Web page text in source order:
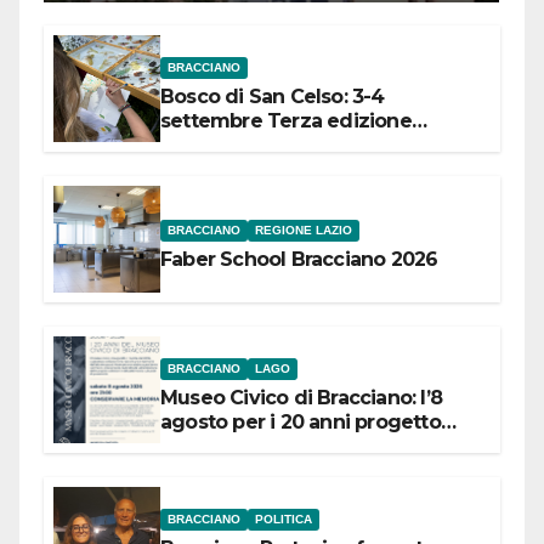
BRACCIANO
Bosco di San Celso: 3-4
settembre Terza edizione
BRACCIANO REGIONE LAZIO
Faber School Bracciano 2026
BRACCIANO LAGO
Museo Civico di Bracciano: l’8
agosto per i 20 anni progetto
BRACCIANO POLITICA